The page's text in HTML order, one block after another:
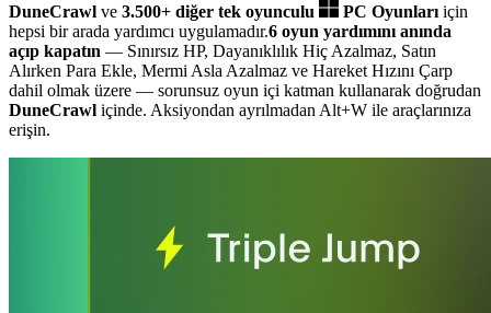
DuneCrawl ve 3.500+ diğer tek oyunculu PC Oyunları için
hepsi bir arada yardımcı uygulamadır.6 oyun yardımını anında
açıp kapatın — Sınırsız HP, Dayanıklılık Hiç Azalmaz, Satın
Alırken Para Ekle, Mermi Asla Azalmaz ve Hareket Hızını Çarp
dahil olmak üzere — sorunsuz oyun içi katman kullanarak doğrudan
DuneCrawl içinde. Aksiyondan ayrılmadan Alt+W ile araçlarınıza
erişin.